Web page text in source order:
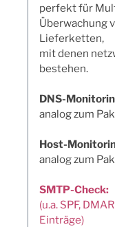
perfekt für
Überwachung
Lieferketten,
mit denen
bestehen.
DNS-
analog zum
Host-
analog zum
SMTP-Check:
(u.a. SPF,
Einträge)